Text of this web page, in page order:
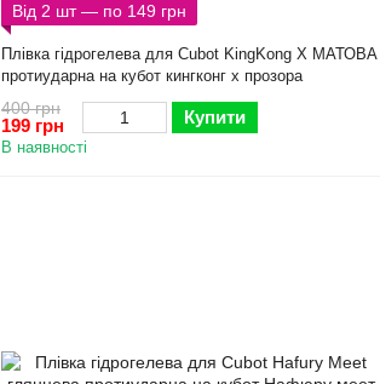
Від 2 шт — по 149 грн
Плівка гідрогелева для Cubot KingKong X МАТОВА
протиударна на кубот кингконг х прозора
400 грн
199 грн Купити
В наявності